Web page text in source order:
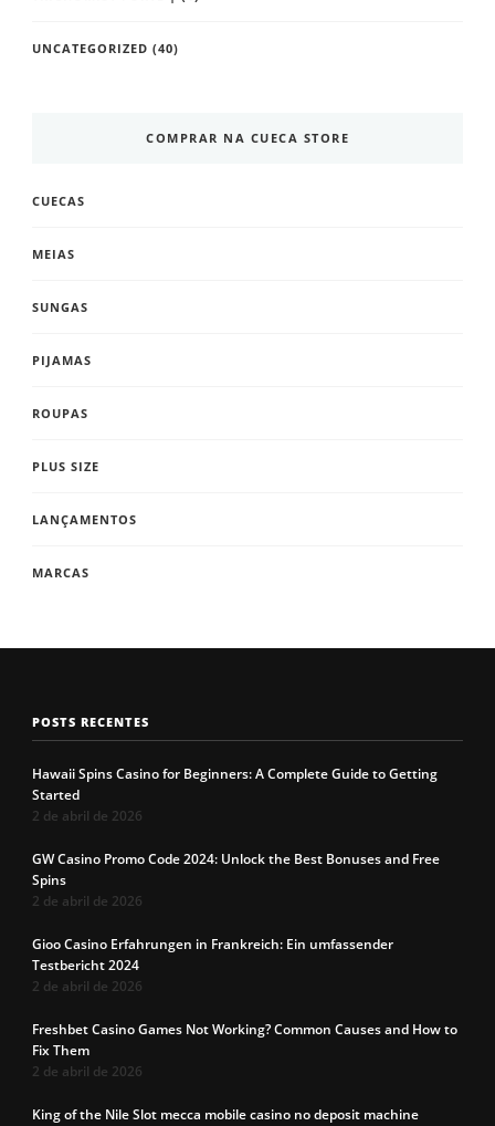
UNCATEGORIZED (40)
COMPRAR NA CUECA STORE
CUECAS
MEIAS
SUNGAS
PIJAMAS
ROUPAS
PLUS SIZE
LANÇAMENTOS
MARCAS
POSTS RECENTES
Hawaii Spins Casino for Beginners: A Complete Guide to Getting
Started
2 de abril de 2026
GW Casino Promo Code 2024: Unlock the Best Bonuses and Free
Spins
2 de abril de 2026
Gioo Casino Erfahrungen in Frankreich: Ein umfassender
Testbericht 2024
2 de abril de 2026
Freshbet Casino Games Not Working? Common Causes and How to
Fix Them
2 de abril de 2026
King of the Nile Slot mecca mobile casino no deposit machine